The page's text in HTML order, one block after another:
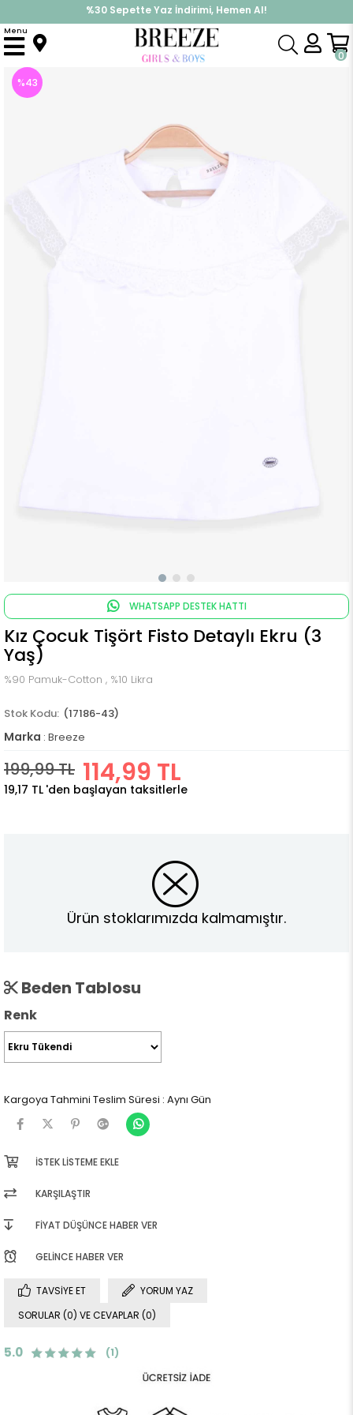
%30 Sepette Yaz İndirimi, Hemen Al!
İndirimlere ek %10 İndirimi Kap, Hemen Üye Ol!
0
Menu
Anasayfa Üst Giyim Tişört
%43
WHATSAPP DESTEK HATTI
Kız Çocuk Tişört Fisto Detaylı Ekru (3
Yaş)
%90 Pamuk-Cotton , %10 Likra
(17186-43)
Marka : Breeze
199,99 TL 114,99 TL
19,17 TL 'den başlayan taksitlerle
Ürün stoklarımızda kalmamıştır.
Beden Tablosu
Renk
Kargoya Tahmini Teslim Süresi : Aynı Gün
İSTEK LISTEME EKLE
KARŞILAŞTIR
FIYAT DÜŞÜNCE HABER VER
GELINCE HABER VER
TAVSIYE ET
YORUM YAZ
SORULAR (0) VE CEVAPLAR (0)
5.0 (1)